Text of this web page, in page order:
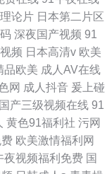
论片 日本第二片区
深夜国产视频 91
频 日本高清v 欧美
品欧美 成人AV在线
网 成人抖音 爰上碰
国产三级视频在线 91
黄色91福利社 污网
欧美激情福利网
夜视频福利免费 国